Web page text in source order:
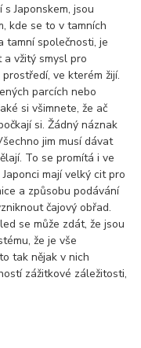
Japonskem, jsou
kde se to v tamních
tamní společnosti, je
vžitý smysl pro
ve kterém žijí.
parcích nebo
si všimnete, že ač
si. Žádný náznak
jim musí dávat
To se promítá i ve
mají velký cit pro
a způsobu podávání
čajový obřad.
se může zdát, že jsou
že je vše
tak nějak v nich
zážitkové záležitosti,